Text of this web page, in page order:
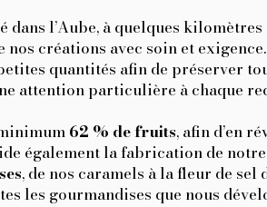
l’Aube, à quelques
nos créations avec soin et exigence.
quantités afinde préserver
attention particulière à chaque
62 % de fruits, afin d’en
également la fabrication de
,de nos caramels à la fleur de sel
les gourmandises que nous